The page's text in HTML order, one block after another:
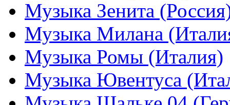
Музыка Зенита
Музыка Милана
Музыка Ромы (Италия)
Музыка Ювентуса